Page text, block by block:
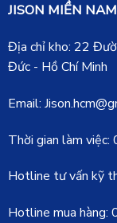
JISON MIỀN NAM
Địa chỉ kho: 22
Đức - Hồ Chí Minh
Email:
Thời gian làm
Hotline tư vấn kỹ
Hotline mua hàng: